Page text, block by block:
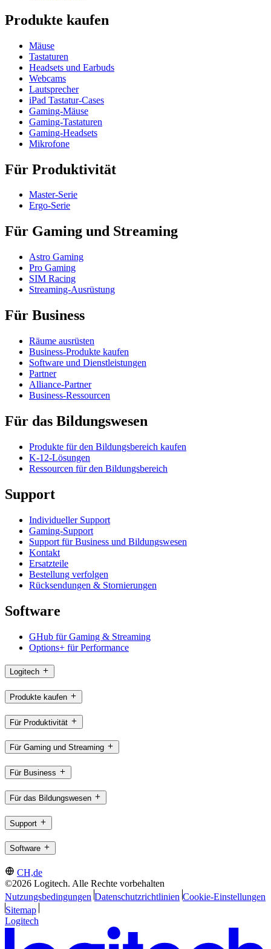
Produkte kaufen
Mäuse
Tastaturen
Headsets und Earbuds
Webcams
Lautsprecher
iPad Tastatur-Cases
Gaming-Mäuse
Gaming-Tastaturen
Gaming-Headsets
Mikrofone
Für Produktivität
Master-Serie
Ergo-Serie
Für Gaming und Streaming
Astro Gaming
Pro Gaming
SIM Racing
Streaming-Ausrüstung
Für Business
Räume ausrüsten
Business-Produkte kaufen
Software und Dienstleistungen
Partner
Alliance-Partner
Business-Ressourcen
Für das Bildungswesen
Produkte für den Bildungsbereich kaufen
K-12-Lösungen
Ressourcen für den Bildungsbereich
Support
Individueller Support
Gaming-Support
Support für Business und Bildungswesen
Kontakt
Ersatzteile
Bestellung verfolgen
Rücksendungen & Stornierungen
Software
GHub für Gaming & Streaming
Options+ für Performance
Logitech
Produkte kaufen
Für Produktivität
Für Gaming und Streaming
Für Business
Für das Bildungswesen
Support
Software
CH,de
©2026 Logitech. Alle Rechte vorbehalten
Nutzungsbedingungen Datenschutzrichtlinien Cookie-Einstellungen
Sitemap
Logitech